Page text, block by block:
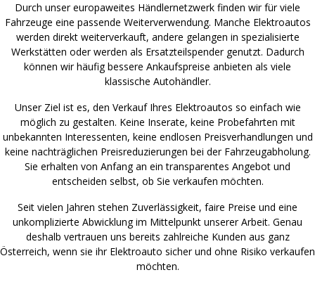
Durch unser europaweites Händlernetzwerk finden wir für viele
Fahrzeuge eine passende Weiterverwendung. Manche Elektroautos
werden direkt weiterverkauft, andere gelangen in spezialisierte
Werkstätten oder werden als Ersatzteilspender genutzt. Dadurch
können wir häufig bessere Ankaufspreise anbieten als viele
klassische Autohändler.
Unser Ziel ist es, den Verkauf Ihres Elektroautos so einfach wie
möglich zu gestalten. Keine Inserate, keine Probefahrten mit
unbekannten Interessenten, keine endlosen Preisverhandlungen und
keine nachträglichen Preisreduzierungen bei der Fahrzeugabholung.
Sie erhalten von Anfang an ein transparentes Angebot und
entscheiden selbst, ob Sie verkaufen möchten.
Seit vielen Jahren stehen Zuverlässigkeit, faire Preise und eine
unkomplizierte Abwicklung im Mittelpunkt unserer Arbeit. Genau
deshalb vertrauen uns bereits zahlreiche Kunden aus ganz
Österreich, wenn sie ihr Elektroauto sicher und ohne Risiko verkaufen
möchten.